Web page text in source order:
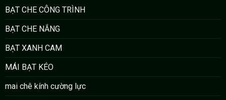
BẠT CHE CÔNG TRÌNH
BẠT CHE NẮNG
BẠT XANH CAM
MÁI BẠT KÉO
mai chê kính cường lực